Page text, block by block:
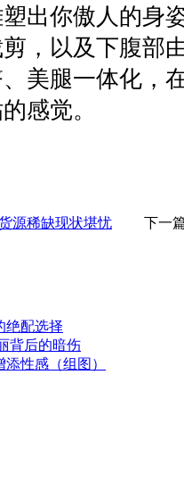
塑出你傲人的身
，以及下腹部
美腿一体化，
感觉。
源稀缺现状堪忧 下一篇
绝配选择
背后的暗伤
性感（组图）